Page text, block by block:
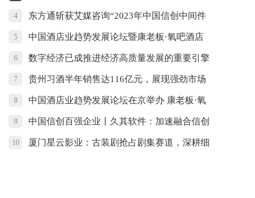
4 东方通斩获艾媒咨询“2023年中国信创中间件
卓越品牌”奖项
5 中国酒店业趋势发展论坛暨康老板·氧吧酒店
周年庆典在京举行
6 数字经济已成推进经济高质量发展的重要引擎
7 贵州习酒半年销售达116亿元，展现强劲市场
竞争力
8 中国酒店业趋势发展论坛在京举办 康老板·氧
吧酒店发布周年成绩单
9 中国信创百强企业丨久其软件：加速融合信创
生态 相互成就
10 厦门星云影业：古装剧抢占剧集赛道，深耕细